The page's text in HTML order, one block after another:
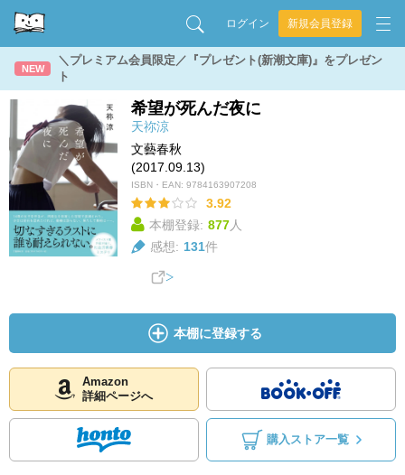
ログイン 新規会員登録
NEW
＼プレミアム会員限定／『プレゼント(新潮文庫)』をプレゼン
ト
希望が死んだ夜に
天祢涼
文藝春秋
(2017.09.13)
ISBN・EAN: 9784163907208
3.92
本棚登録: 877人
感想: 131件
本棚に登録する
Amazon
詳細ページへ
購入ストア一覧